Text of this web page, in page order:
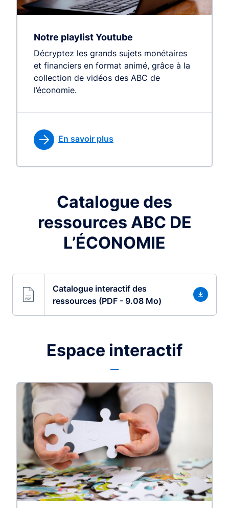
Notre playlist Youtube
Décryptez les grands sujets monétaires
et financiers en format animé, grâce à la
collection de vidéos des ABC de
l’économie.
En savoir plus
Catalogue des
ressources ABC DE
L’ÉCONOMIE
Catalogue interactif des
ressources (PDF - 9.08 Mo)
Espace interactif